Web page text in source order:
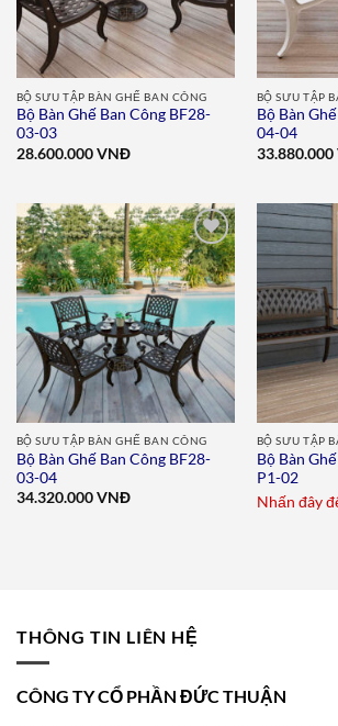
BỘ SƯU TẬP BÀN GHẾ BAN CÔNG
Bộ Bàn Ghế Ban Công BF28-
03-03
28.600.000VNĐ
BỘ SƯU TẬP
Bộ Bàn
04-04
33.880.000
Add to
wishlist
BỘ SƯU TẬP BÀN GHẾ BAN CÔNG
Bộ Bàn Ghế Ban Công BF28-
03-04
34.320.000VNĐ
BỘ SƯU TẬP
Bộ Bàn
P1-02
Nhấn đây
THÔNG TIN LIÊN HỆ
CÔNG TY CỔ PHẦN ĐỨC THUẬN